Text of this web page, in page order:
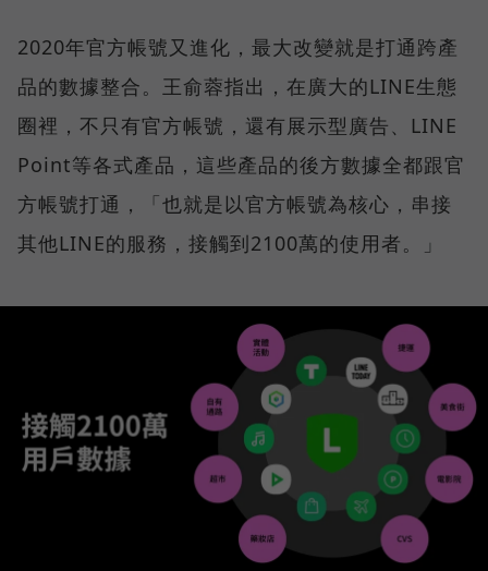
2020年官方帳號又進化，最大改變就是打通跨產
品的數據整合。王俞蓉指出，在廣大的LINE生態
圈裡，不只有官方帳號，還有展示型廣告、LINE
Point等各式產品，這些產品的後方數據全都跟官
方帳號打通，「也就是以官方帳號為核心，串接
其他LINE的服務，接觸到2100萬的使用者。」